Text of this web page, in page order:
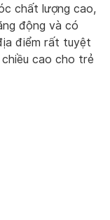
chất lượng cao,
động và có
điểm rất tuyệt
cao cho trẻ